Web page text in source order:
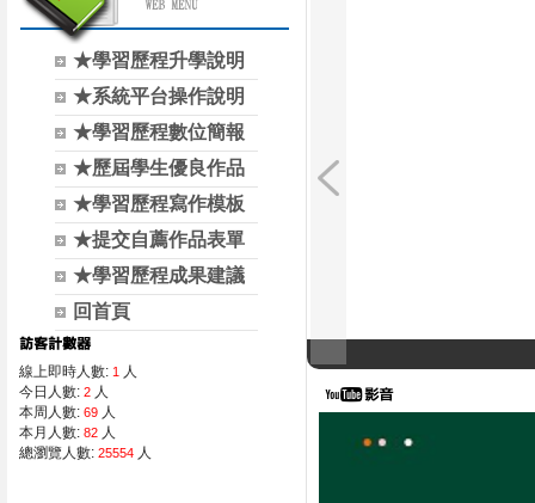
★學習歷程升學說明
★系統平台操作說明
★學習歷程數位簡報
★歷屆學生優良作品
★學習歷程寫作模板
★提交自薦作品表單
★學習歷程成果建議
回首頁
線上即時人數: 1 人
今日人數: 2 人
本周人數: 69 人
本月人數: 82 人
總瀏覽人數: 25554 人